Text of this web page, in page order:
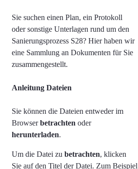
Sie suchen einen Plan, ein Protokoll
oder sonstige Unterlagen rund um den
Sanierungsprozess S28? Hier haben wir
eine Sammlung an Dokumenten für Sie
zusammengestellt.
Anleitung Dateien
Sie können die Dateien entweder im
Browserbetrachten oder
herunterladen.
Um die Datei zu betrachten, klicken
Sie auf den Titel der Datei. Zum Beispiel